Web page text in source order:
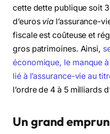
cette dette publique soit
d’euros via l’assurance-
fiscale est coûteuse et
gros patrimoines. Ainsi,
économique, le manque
lié à l’assurance-vie au
l’ordre de 4 à 5 milliards
Un grand